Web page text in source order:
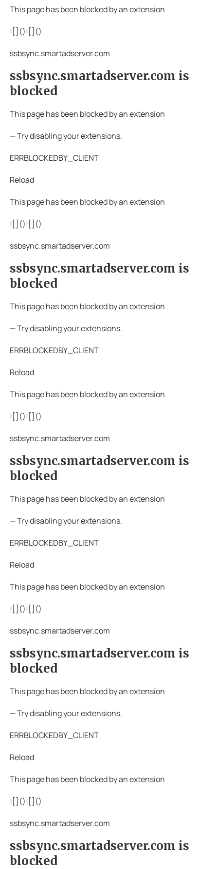
This page has been blocked by an extension
![]()![]()
ssbsync.smartadserver.com
ssbsync.smartadserver.com is
blocked
This page has been blocked by an extension
— Try disabling your extensions.
ERRBLOCKEDBY_CLIENT
Reload
This page has been blocked by an extension
![]()![]()
ssbsync.smartadserver.com
ssbsync.smartadserver.com is
blocked
This page has been blocked by an extension
— Try disabling your extensions.
ERRBLOCKEDBY_CLIENT
Reload
This page has been blocked by an extension
![]()![]()
ssbsync.smartadserver.com
ssbsync.smartadserver.com is
blocked
This page has been blocked by an extension
— Try disabling your extensions.
ERRBLOCKEDBY_CLIENT
Reload
This page has been blocked by an extension
![]()![]()
ssbsync.smartadserver.com
ssbsync.smartadserver.com is
blocked
This page has been blocked by an extension
— Try disabling your extensions.
ERRBLOCKEDBY_CLIENT
Reload
This page has been blocked by an extension
![]()![]()
ssbsync.smartadserver.com
ssbsync.smartadserver.com is
blocked